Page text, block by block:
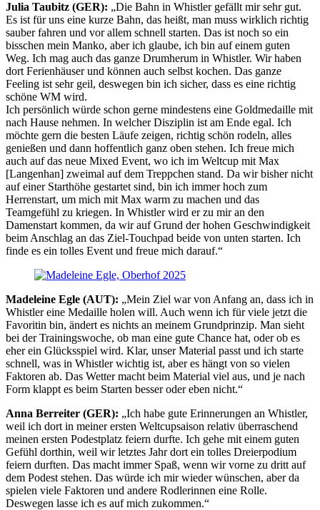
Julia Taubitz (GER): „Die Bahn in Whistler gefällt mir sehr gut.
Es ist für uns eine kurze Bahn, das heißt, man muss wirklich richtig
sauber fahren und vor allem schnell starten. Das ist noch so ein
bisschen mein Manko, aber ich glaube, ich bin auf einem guten
Weg. Ich mag auch das ganze Drumherum in Whistler. Wir haben
dort Ferienhäuser und können auch selbst kochen. Das ganze
Feeling ist sehr geil, deswegen bin ich sicher, dass es eine richtig
schöne WM wird.
Ich persönlich würde schon gerne mindestens eine Goldmedaille mit
nach Hause nehmen. In welcher Disziplin ist am Ende egal. Ich
möchte gern die besten Läufe zeigen, richtig schön rodeln, alles
genießen und dann hoffentlich ganz oben stehen. Ich freue mich
auch auf das neue Mixed Event, wo ich im Weltcup mit Max
[Langenhan] zweimal auf dem Treppchen stand. Da wir bisher nicht
auf einer Starthöhe gestartet sind, bin ich immer hoch zum
Herrenstart, um mich mit Max warm zu machen und das
Teamgefühl zu kriegen. In Whistler wird er zu mir an den
Damenstart kommen, da wir auf Grund der hohen Geschwindigkeit
beim Anschlag an das Ziel-Touchpad beide von unten starten. Ich
finde es ein tolles Event und freue mich darauf.“
Madeleine Egle (AUT): „Mein Ziel war von Anfang an, dass ich in
Whistler eine Medaille holen will. Auch wenn ich für viele jetzt die
Favoritin bin, ändert es nichts an meinem Grundprinzip. Man sieht
bei der Trainingswoche, ob man eine gute Chance hat, oder ob es
eher ein Glücksspiel wird. Klar, unser Material passt und ich starte
schnell, was in Whistler wichtig ist, aber es hängt von so vielen
Faktoren ab. Das Wetter macht beim Material viel aus, und je nach
Form klappt es beim Starten besser oder eben nicht.“
Anna Berreiter (GER): „Ich habe gute Erinnerungen an Whistler,
weil ich dort in meiner ersten Weltcupsaison relativ überraschend
meinen ersten Podestplatz feiern durfte. Ich gehe mit einem guten
Gefühl dorthin, weil wir letztes Jahr dort ein tolles Dreierpodium
feiern durften. Das macht immer Spaß, wenn wir vorne zu dritt auf
dem Podest stehen. Das würde ich mir wieder wünschen, aber da
spielen viele Faktoren und andere Rodlerinnen eine Rolle.
Deswegen lasse ich es auf mich zukommen.“